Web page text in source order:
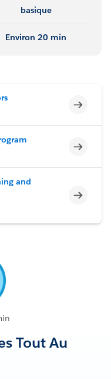
basique
Environ 20 min
and
Tout Au